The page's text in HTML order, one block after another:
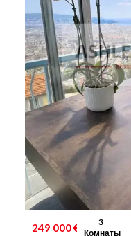
249 000 €
3
Комнаты